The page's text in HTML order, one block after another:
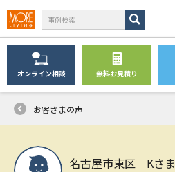
オンライン相談 無料お見積り
お客さまの声
名古屋市東区 Kさま